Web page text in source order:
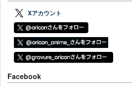
Xアカウント
Facebook